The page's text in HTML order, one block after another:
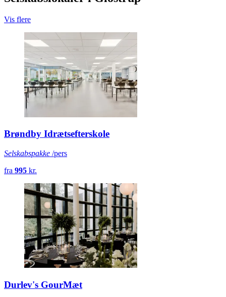
Vis flere
Brøndby Idrætsefterskole
Selskabspakke /pers
fra 995 kr.
Durlev's GourMæt